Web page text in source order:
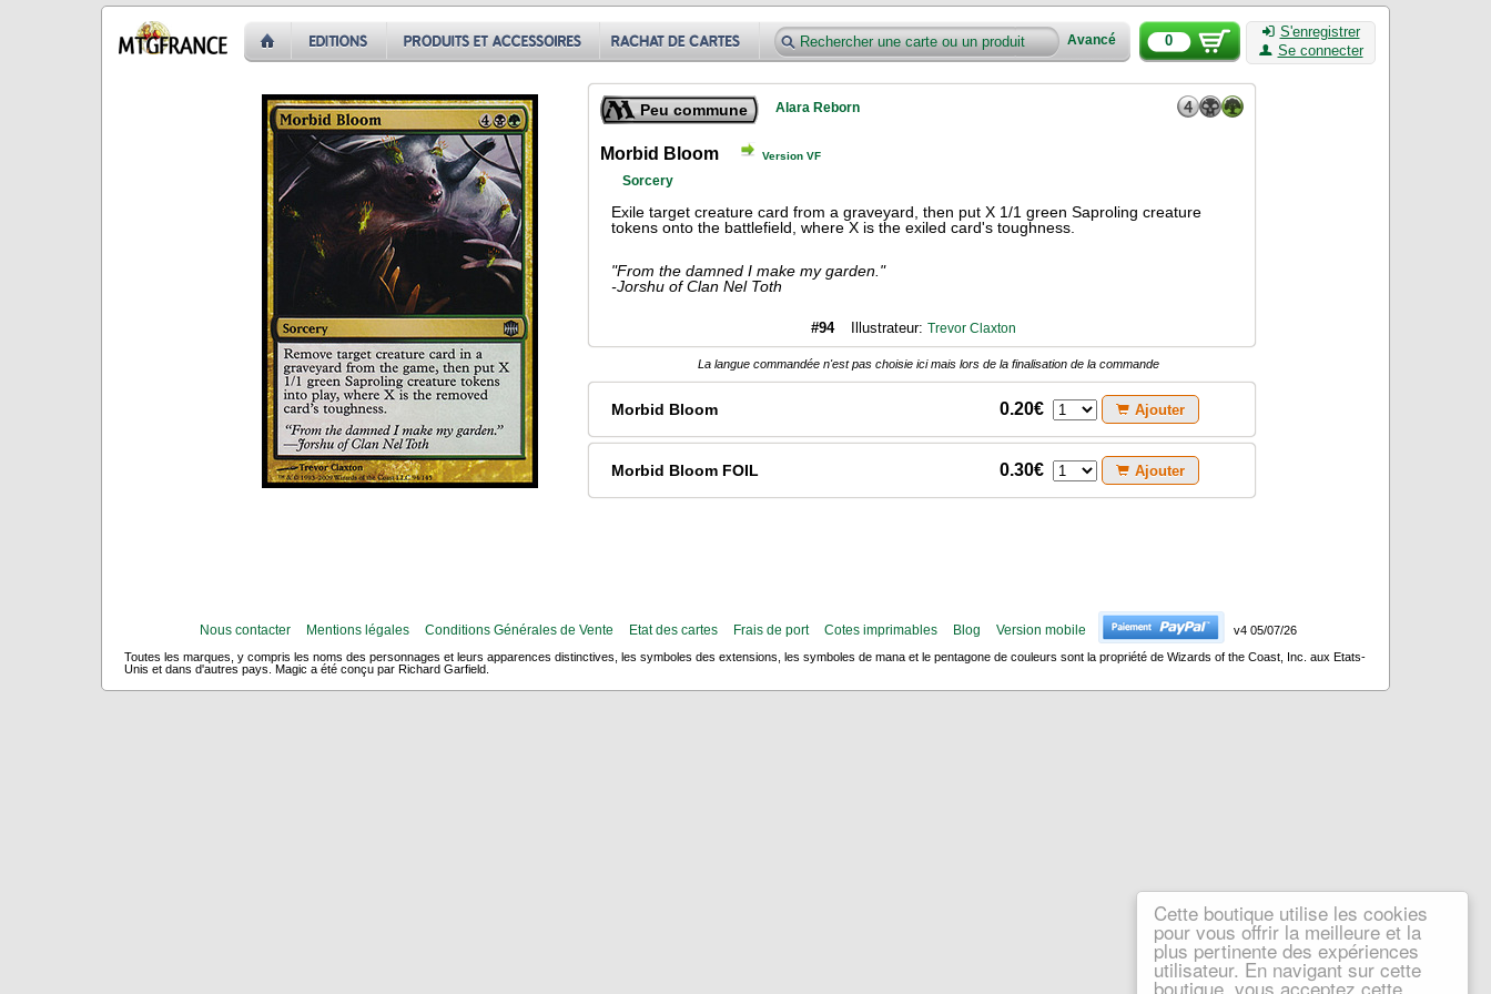
Cette boutique utilise les cookies
pour vous offrir la meilleure et la
plus pertinente des expériences
utilisateur. En navigant sur cette
boutique, vous acceptez cette
Avancé 0
S'enregistrer
Se connecter
Peu commune Alara Reborn
Morbid Bloom Version VF
Sorcery
Exile target creature card from a graveyard, then put X 1/1 green Saproling creature
tokens onto the battlefield, where X is the exiled card's toughness.
"From the damned I make my garden."
-Jorshu of Clan Nel Toth
#94 Illustrateur: Trevor Claxton
La langue commandée n'est pas choisie ici mais lors de la finalisation de la commande
Morbid Bloom 0.20€ Ajouter
Morbid Bloom FOIL 0.30€ Ajouter
Nous contacter Mentions légales Conditions Générales de Vente Etat des cartes Frais de port Cotes imprimables Blog Version mobile
v4 05/07/26
Toutes les marques, y compris les noms des personnages et leurs apparences distinctives, les symboles des extensions, les symboles de mana et le pentagone de couleurs sont la propriété de Wizards of the Coast, Inc. aux Etats-
Unis et dans d'autres pays. Magic a été conçu par Richard Garfield.